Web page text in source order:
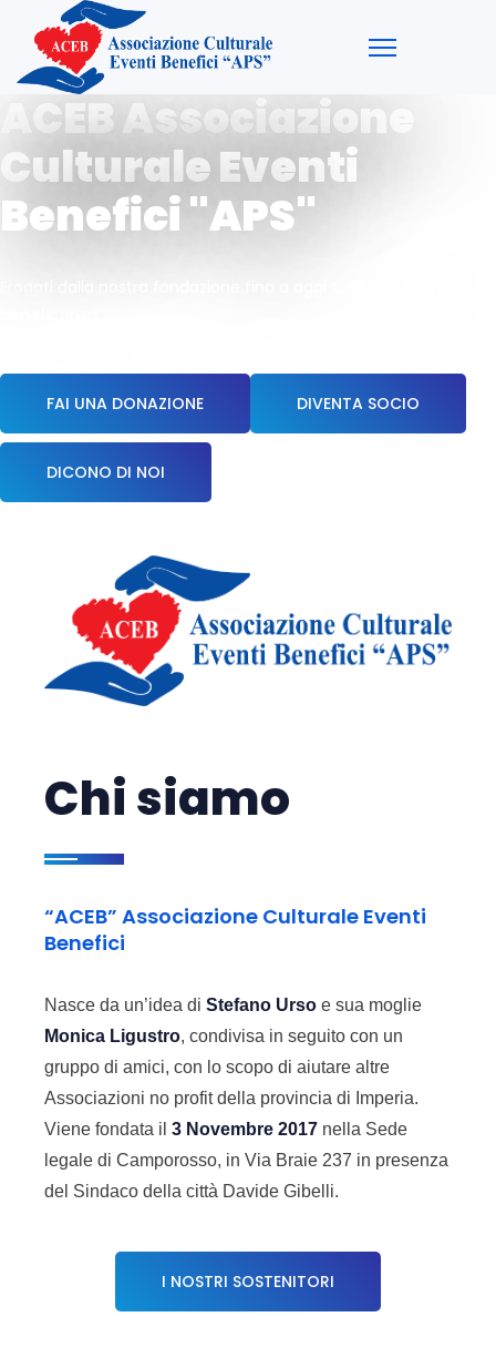
ACEB Associazione
Culturale Eventi
Benefici "APS"
FAI UNA DONAZIONE DIVENTA SOCIO
DICONO DI NOI
Chi siamo
“ACEB” Associazione Culturale Eventi
Benefici
Nasce da un’idea di Stefano Urso e sua moglie
Monica Ligustro, condivisa in seguito con un
gruppo di amici, con lo scopo di aiutare altre
Associazioni no profit della provincia di Imperia.
Viene fondata il 3 Novembre 2017 nella Sede
legale di Camporosso, in Via Braie 237 in presenza
del Sindaco della città Davide Gibelli.
I NOSTRI SOSTENITORI